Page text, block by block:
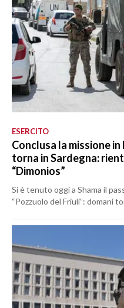
ESERCITO
Conclusa la missione
torna in Sardegna:
“Dimonios”
Si è tenuto oggi a Shama il
“Pozzuolo del Friuli”: domani